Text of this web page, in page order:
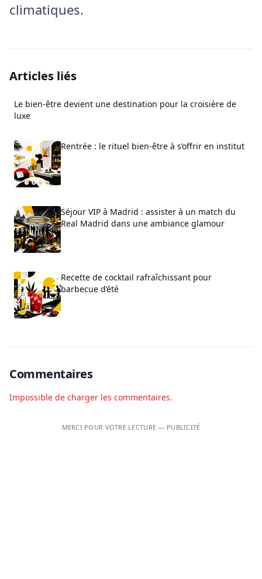
climatiques.
Articles liés
Le bien-être devient une destination pour la croisière de
luxe
Rentrée : le rituel bien-être à s’offrir en institut
Séjour VIP à Madrid : assister à un match du
Real Madrid dans une ambiance glamour
Recette de cocktail rafraîchissant pour
barbecue d’été
Commentaires
Impossible de charger les commentaires.
MERCI POUR VOTRE LECTURE — PUBLICITÉ